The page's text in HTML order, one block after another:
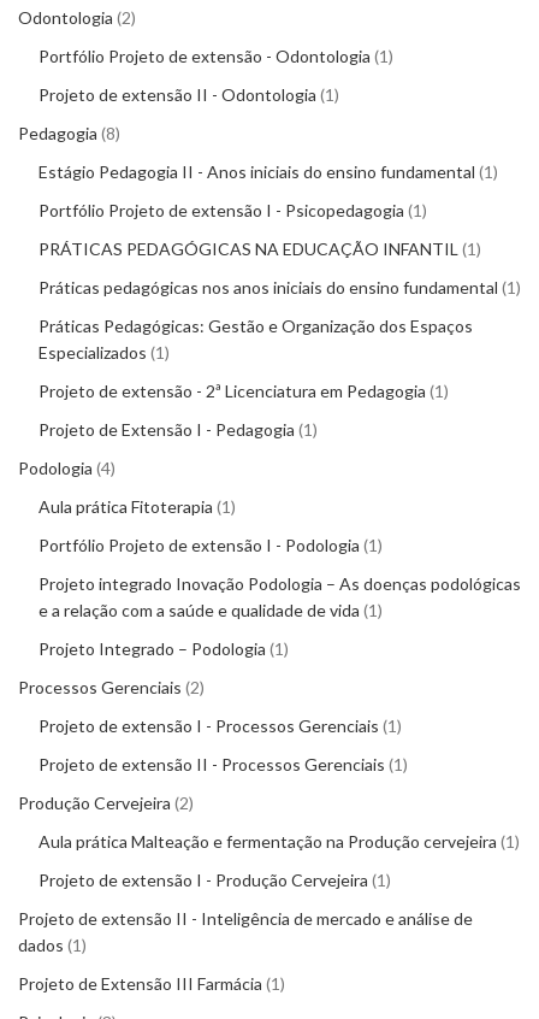
Odontologia 2
Portfólio Projeto de extensão - Odontologia 1
Projeto de extensão II - Odontologia 1
Pedagogia 8
Estágio Pedagogia II - Anos iniciais do ensino fundamental 1
Portfólio Projeto de extensão I - Psicopedagogia 1
PRÁTICAS PEDAGÓGICAS NA EDUCAÇÃO INFANTIL 1
Práticas pedagógicas nos anos iniciais do ensino fundamental 1
Práticas Pedagógicas: Gestão e Organização dos Espaços
Especializados 1
Projeto de extensão - 2ª Licenciatura em Pedagogia 1
Projeto de Extensão I - Pedagogia 1
Podologia 4
Aula prática Fitoterapia 1
Portfólio Projeto de extensão I - Podologia 1
Projeto integrado Inovação Podologia – As doenças podológicas
e a relação com a saúde e qualidade de vida 1
Projeto Integrado – Podologia 1
Processos Gerenciais 2
Projeto de extensão I - Processos Gerenciais 1
Projeto de extensão II - Processos Gerenciais 1
Produção Cervejeira 2
Aula prática Malteação e fermentação na Produção cervejeira 1
Projeto de extensão I - Produção Cervejeira 1
Projeto de extensão II - Inteligência de mercado e análise de
dados 1
Projeto de Extensão III Farmácia 1